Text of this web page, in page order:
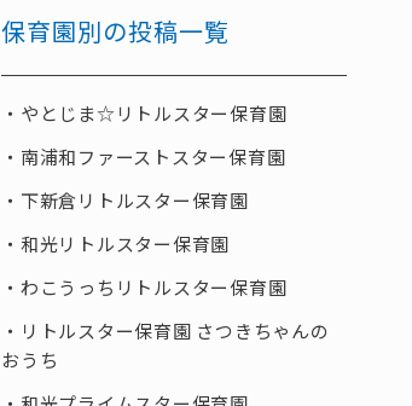
保育園別の投稿一覧
やとじま☆リトルスター保育園
南浦和ファーストスター保育園
下新倉リトルスター保育園
和光リトルスター保育園
わこうっちリトルスター保育園
リトルスター保育園 さつきちゃんの
おうち